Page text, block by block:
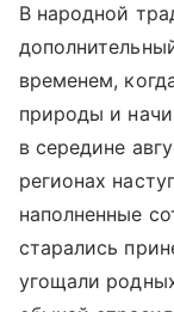
В народной
временем,
природы и
в середине
регионах
наполненные
старались
угощали